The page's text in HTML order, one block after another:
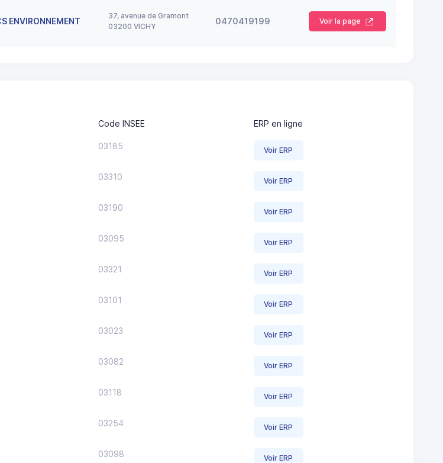
ENVIRONNEMENT
37, avenue de Gramont
03200 VICHY
0470419199 Voir la page
Code INSEE ERP en ligne
03185 Voir ERP
03310 Voir ERP
03190 Voir ERP
03095 Voir ERP
03321 Voir ERP
03101 Voir ERP
03023 Voir ERP
03082 Voir ERP
03118 Voir ERP
03254 Voir ERP
03098 Voir ERP